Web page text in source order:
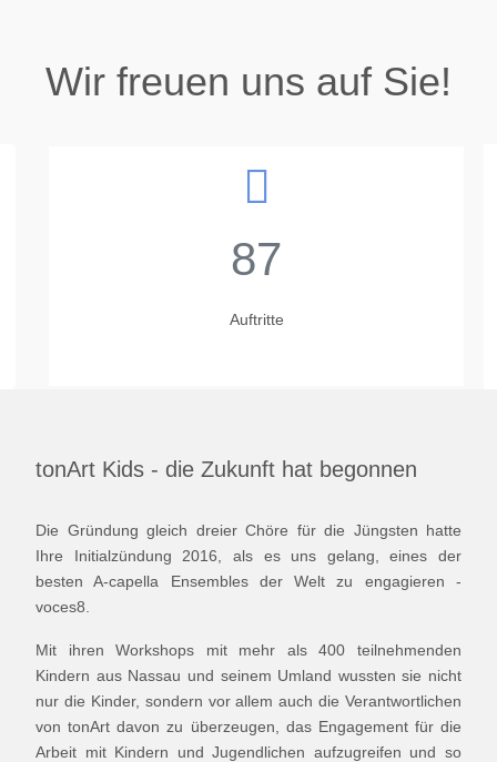
Wir freuen uns auf Sie!
87
Auftritte
tonArt Kids - die Zukunft hat begonnen
Die Gründung gleich dreier Chöre für die Jüngsten hatte
Ihre Initialzündung 2016, als es uns gelang, eines der
besten A-capella Ensembles der Welt zu engagieren -
voces8.
Mit ihren Workshops mit mehr als 400 teilnehmenden
Kindern aus Nassau und seinem Umland wussten sie nicht
nur die Kinder, sondern vor allem auch die Verantwortlichen
von tonArt davon zu überzeugen, das Engagement für die
Arbeit mit Kindern und Jugendlichen aufzugreifen und so